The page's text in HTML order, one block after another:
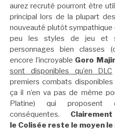
aurez recruté pourront être
principal lors de la plupart
nouveauté plutôt sympathique
peu les styles de jeu et
personnages bien classes
encore l’incroyable Goro
sont disponibles qu’en DLC
premiers combats
ça il n’en va pas de même
Platine) qui proposent
conséquentes.
le Colisée reste le moyen